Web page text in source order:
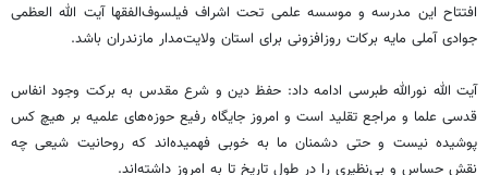
افتتاح این مدرسه و موسسه علمی تحت اشراف فیلسوف‌الفقها آیت الله العظمی
جوادی آملی مایه برکات روزافزونی برای استان ولایت‌مدار مازندران باشد.
آیت الله نورالله طبرسی ادامه داد: حفظ دین و شرع مقدس به برکت وجود انفاس
قدسی علما و مراجع تقلید است و امروز جایگاه رفیع حوزه‌های علمیه بر هیچ کس
پوشیده نیست و حتی دشمنان ما به خوبی فهمیده‌اند که روحانیت شیعی چه
نقش حساس و بی‌نظیری را در طول تاریخ تا به امروز داشته‌اند.